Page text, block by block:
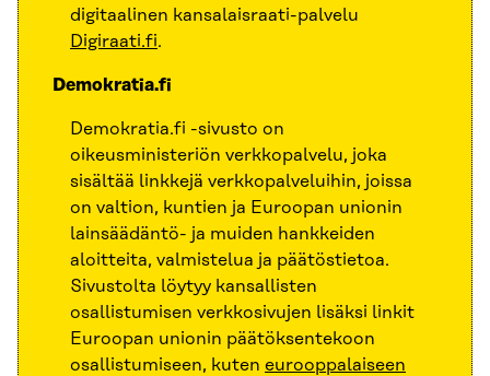
digitaalinen kansalaisraati-palvelu
Digiraati.fi.
Demokratia.fi
Demokratia.fi -sivusto on
oikeusministeriön verkkopalvelu, joka
sisältää linkkejä verkkopalveluihin, joissa
on valtion, kuntien ja Euroopan unionin
lainsäädäntö- ja muiden hankkeiden
aloitteita, valmistelua ja päätöstietoa.
Sivustolta löytyy kansallisten
osallistumisen verkkosivujen lisäksi linkit
Euroopan unionin päätöksentekoon
osallistumiseen, kuten eurooppalaiseen